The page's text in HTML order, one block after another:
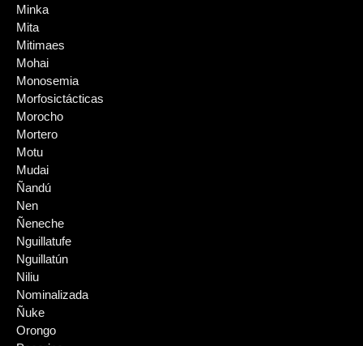
Minka
Mita
Mitimaes
Mohai
Monosemia
Morfosictácticas
Morocho
Mortero
Motu
Mudai
Ñandú
Nen
Ñeneche
Nguillatufe
Nguillatún
Niliu
Nominalizada
Ñuke
Orongo